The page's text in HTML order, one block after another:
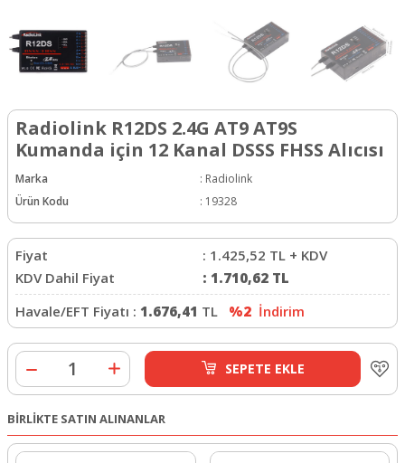
Radiolink R12DS 2.4G AT9 AT9S
Kumanda için 12 Kanal DSSS FHSS Alıcısı
Marka : Radiolink
Ürün Kodu
: 19328
Fiyat : 1.425,52 TL + KDV
KDV Dahil Fiyat
: 1.710,62 TL
Havale/EFT Fiyatı : 1.676,41 TL %2 İndirim
SEPETE EKLE
BİRLİKTE SATIN ALINANLAR